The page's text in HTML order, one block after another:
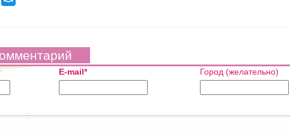
E-mail* Город (желательно)